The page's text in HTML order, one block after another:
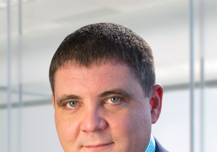
Перейти до основного вмісту